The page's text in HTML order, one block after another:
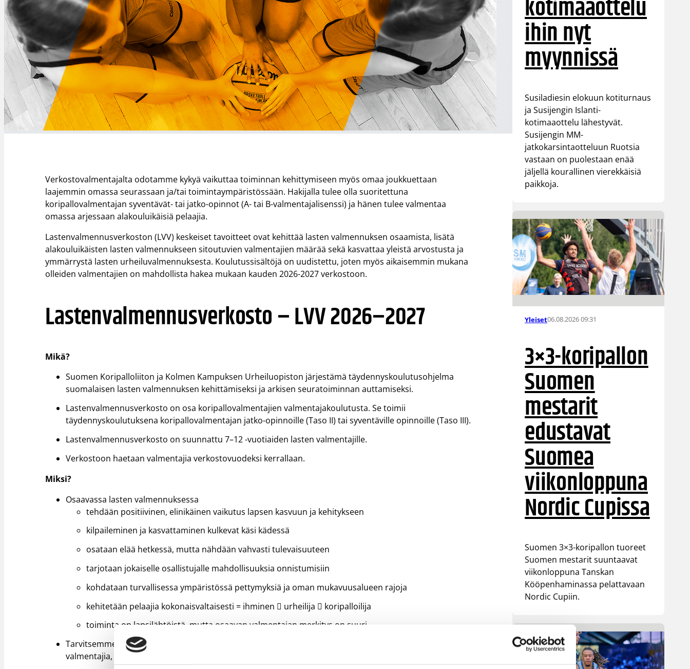
Verkostovalmentajalta odotamme kykyä vaikuttaa toiminnan kehittymiseen myös omaa joukkuettaan
laajemmin omassa seurassaan ja/tai toimintaympäristössään. Hakijalla tulee olla suoritettuna
koripallovalmentajan syventävät- tai jatko-opinnot (A- tai B-valmentajalisenssi) ja hänen tulee valmentaa
omassa arjessaan alakouluikäisiä pelaajia.
Lastenvalmennusverkoston (LVV) keskeiset tavoitteet ovat kehittää lasten valmennuksen osaamista, lisätä
alakouluikäisten lasten valmennukseen sitoutuvien valmentajien määrää sekä kasvattaa yleistä arvostusta ja
ymmärrystä lasten urheiluvalmennuksesta. Koulutussisältöjä on uudistettu, joten myös aikaisemmin mukana
olleiden valmentajien on mahdollista hakea mukaan kauden 2026-2027 verkostoon.
Lastenvalmennusverkosto – LVV 2026–2027
Mikä?
Suomen Koripalloliiton ja Kolmen Kampuksen Urheiluopiston järjestämä täydennyskoulutusohjelma
suomalaisen lasten valmennuksen kehittämiseksi ja arkisen seuratoiminnan auttamiseksi.
Lastenvalmennusverkosto on osa koripallovalmentajien valmentajakoulutusta. Se toimii
täydennyskoulutuksena koripallovalmentajan jatko-opinnoille (Taso II) tai syventäville opinnoille (Taso III).
Lastenvalmennusverkosto on suunnattu 7–12 -vuotiaiden lasten valmentajille.
Verkostoon haetaan valmentajia verkostovuodeksi kerrallaan.
Miksi?
Osaavassa lasten valmennuksessa
tehdään positiivinen, elinikäinen vaikutus lapsen kasvuun ja kehitykseen
kilpaileminen ja kasvattaminen kulkevat käsi kädessä
osataan elää hetkessä, mutta nähdään vahvasti tulevaisuuteen
tarjotaan jokaiselle osallistujalle mahdollisuuksia onnistumisiin
kohdataan turvallisessa ympäristössä pettymyksiä ja oman mukavuusalueen rajoja
kehitetään pelaajia kokonaisvaltaisesti = ihminen  urheilija  koripalloilija
toiminta on lapsilähtöistä, mutta osaavan valmentajan merkitys on suuri
Tarvitsemme lisää alakouluikäisten lasten valmennukseen perehtyneitä ja sitoutuneita osaavia
valmentajia, joilla on ymmärrys myös urheilun myöhemmistä portaista.
kotimaaottelu
ihin nyt
myynnissä
Susiladiesin elokuun kotiturnaus
ja Susijengin Islanti-
kotimaaottelu lähestyvät.
Susijengin MM-
jatkokarsintaotteluun Ruotsia
vastaan on puolestaan enää
jäljellä kourallinen vierekkäisiä
paikkoja.
Yleiset06.08.2026 09:31
3×3-koripallon
Suomen
mestarit
edustavat
Suomea
viikonloppuna
Nordic Cupissa
Suomen 3×3-koripallon tuoreet
Suomen mestarit suuntaavat
viikonloppuna Tanskan
Kööpenhaminassa pelattavaan
Nordic Cupiin.